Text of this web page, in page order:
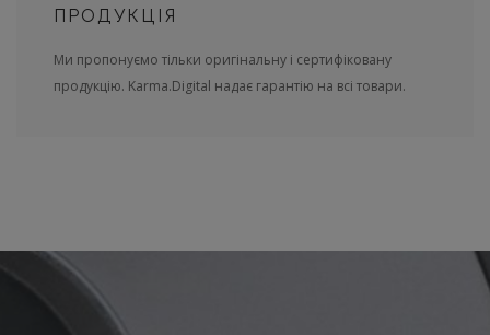
ПРОДУКЦІЯ
Ми пропонуємо тільки оригінальну і сертифіковану
продукцію. Karma.Digital надає гарантію на всі товари.